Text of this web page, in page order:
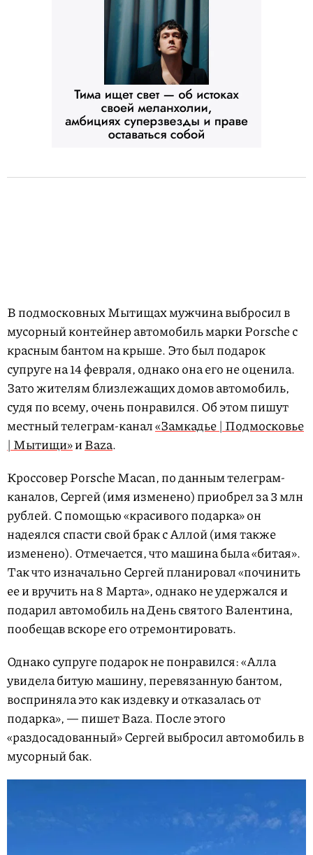
В подмосковных Мытищах мужчина выбросил в
мусорный контейнер автомобиль марки Porsche с
красным бантом на крыше. Это был подарок
супруге на 14 февраля, однако она его не оценила.
Зато жителям близлежащих домов автомобиль,
судя по всему, очень понравился. Об этом пишут
местный телеграм-канал«Замкадье | Подмосковье
| Мытищи»иBaza.
Кроссовер Porsche Macan, по данным телеграм-
каналов, Сергей (имя изменено) приобрел за 3 млн
рублей. С помощью «красивого подарка» он
надеялся спасти свой брак с Аллой (имя также
изменено). Отмечается, что машина была «битая».
Так что изначально Сергей планировал «починить
ее и вручить на 8 Марта», однако не удержался и
подарил автомобиль на День святого Валентина,
пообещав вскоре его отремонтировать.
Однако супруге подарок не понравился: «Алла
увидела битую машину, перевязанную бантом,
восприняла это как издевку и отказалась от
подарка», — пишет Baza. После этого
«раздосадованный» Сергей выбросил автомобиль в
мусорный бак.